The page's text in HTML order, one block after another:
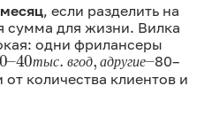
, если разделить на
сумма для жизни. Вилка
одни фрилансеры
т ы с в го д а др угие
т ы с вгод ад р гие
–
тыс.вгод,адруг
80–
количества клиентов и